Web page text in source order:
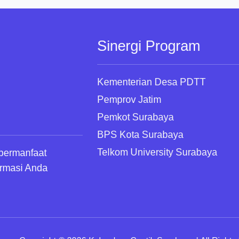
Anda
Sinergi Program
Kementerian Desa PDTT
Pemprov Jatim
Pemkot Surabaya
BPS Kota Surabaya
Telkom University Surabaya